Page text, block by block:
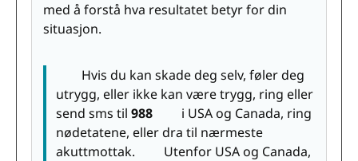
med å forstå hva resultatet betyr for din
situasjon.
Hvis du kan skade deg selv, føler deg
utrygg, eller ikke kan være trygg, ring eller
send sms til 988 i USA og Canada, ring
nødetatene, eller dra til nærmeste
akuttmottak. Utenfor USA og Canada,